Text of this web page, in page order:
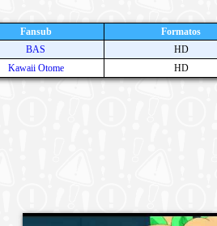
Fansub Formatos
BAS
HD
Kawaii Otome
HD